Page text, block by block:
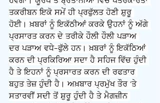
ਤਕਰੀਬਨ ਇਕੋ ਸਮੇਂ ਹੀ ਪ੍ਰਫੁੱਲਤ ਹੋਣੀ ਸ਼ੁਰੂ
ਹੋਈ। ਖ਼ਬਰਾਂ ਨੂੰ ਇਕੱਠੀਆਂ ਕਰਕੇ ਉਹਨਾਂ ਨੂੰ ਅੱਗੇ
ਪ੍ਰਸਾਰਤ ਕਰਨ ਦੇ ਤਰੀਕੇ ਹੌਲੀ ਹੌਲੀ ਪੜਾਅ
ਦਰ ਪੜਾਅ ਵਧੇ-ਫੁੱਲੇ ਹਨ। ਖ਼ਬਰਾਂ ਨੂੰ ਇਕੱਠਿਆਂ
ਕਰਨ ਦੀ ਪ੍ਰਕਿਰਿਆ ਸਦਾ ਹੈ ਸਹਿਜ ਵਿੱਚ ਹੁੰਦੀ
ਹੈ ਤੇ ਇਹਨਾਂ ਨੂੰ ਪ੍ਰਸਾਰਤ ਕਰਨ ਦੀ ਰਫਤਾਰ
ਬਹੁਤ ਤੇਜ਼ ਹੁੰਦੀ ਹੈ। ਅਖ਼ਬਾਰ ਪ੍ਰਮੁੱਖ ਤੌਰ 'ਤੇ
ਸਤਾਰਵੀਂ ਸਦੀ ਤੋਂ ਸ਼ੁਰੂ ਹੁੰਦੀ ਹੈ ਤੇ ਮੈਗਜ਼ੀਨ